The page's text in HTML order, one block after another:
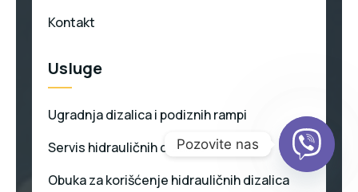
Kontakt
Usluge
Ugradnja dizalica i podiznih rampi
Servis hidrauličnih dizalica
Obuka za korišćenje hidrauličnih dizalica
Pozovite nas